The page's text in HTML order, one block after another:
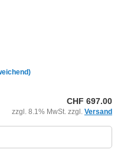
CHF 697.00
zzgl. 8.1% MwSt. zzgl. Versand